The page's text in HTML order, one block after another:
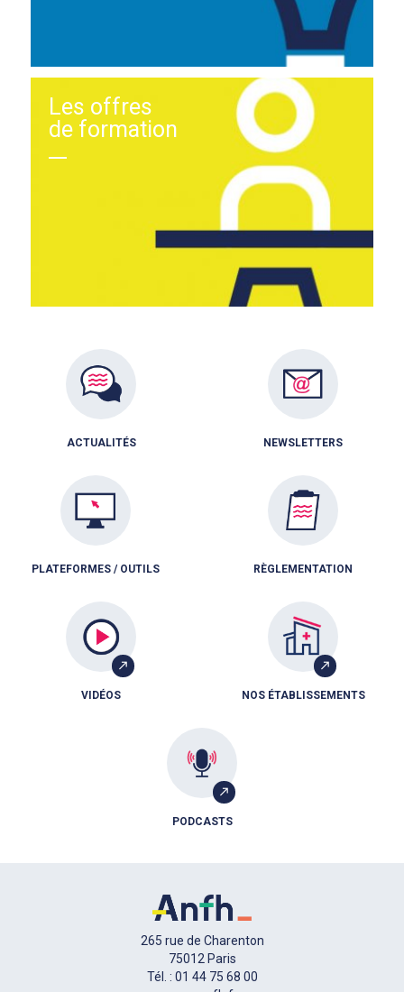
Les offres
de formation
ACTUALITÉS NEWSLETTERS
PLATEFORMES / OUTILS RÈGLEMENTATION
VIDÉOS NOS ÉTABLISSEMENTS
PODCASTS
265 rue de Charenton
75012 Paris
Tél. : 01 44 75 68 00